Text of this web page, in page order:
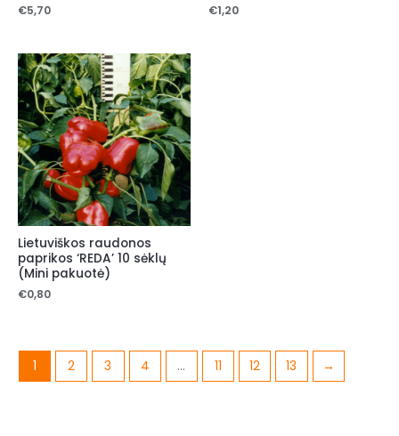
€5,70 €1,20
Lietuviškos raudonos
paprikos ‘REDA’ 10 sėklų
(Mini pakuotė)
€0,80
1 2 3 4 … 11 12 13 →